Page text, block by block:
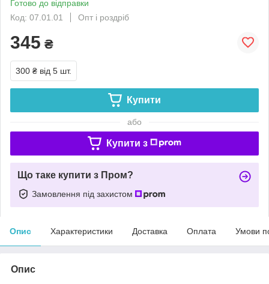
Готово до відправки
Код: 07.01.01
Опт і роздріб
345 ₴
300 ₴ від 5 шт.
Купити
або
Купити з
Що таке купити з Пром?
Замовлення під захистом
Опис Характеристики Доставка Оплата Умови
Опис